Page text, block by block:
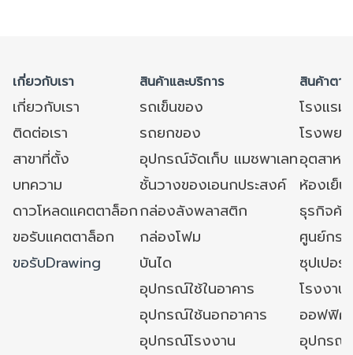
เกี่ยวกับเรา สินค้าและบริการ สินค้าตา
เกี่ยวกับเรา รถเข็นของ
โรงแร
ติดต่อเรา
รถยกของ
โรงพย
สาขาที่ตั้ง
อุปกรณ์จัดเก็บ แมชพาเลทอุตสาหก
บทความ
ชั้นวางของเอนกประสงค์
ห้องเย็
ดาวโหลดแคตตาล็อกกล่องลังพลาสติก
ธุรกิจค้
ขอรับแคตตาล็อก
กล่องโฟม
ศูนย์กร
ขอรับDrawing
บันได
ซุปเปอ
อุปกรณ์ใช้ในอาคาร
โรงงา
อุปกรณ์ใช้นอกอาคาร
ออฟฟิศ/
อุปกรณ์โรงงาน
อุปกรณ์